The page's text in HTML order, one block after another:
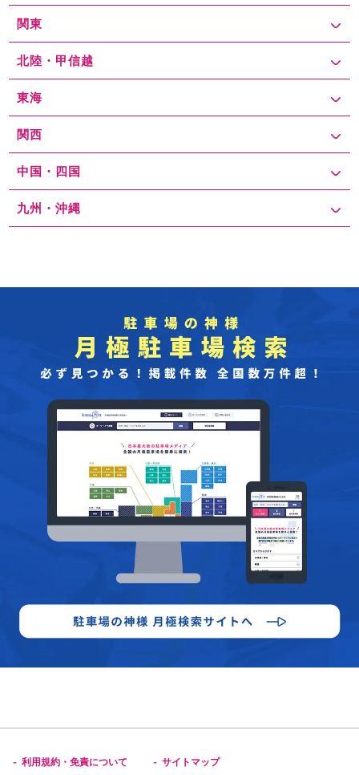
関東
北陸・甲信越
東海
関西
中国・四国
九州・沖縄
- 利用規約・免責について - サイトマップ